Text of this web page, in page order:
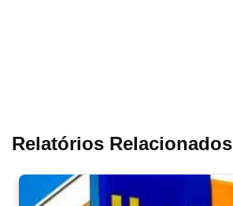
Relatórios Relacionados